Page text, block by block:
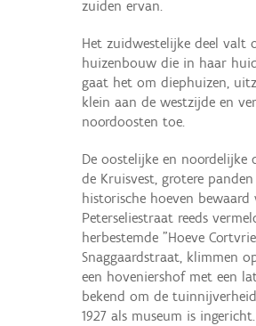
zuiden ervan.
Het zuidwestelijke deel valt
huizenbouw die in haar
gaat het om diephuizen,
klein aan de westzijde en
noordoosten toe.
De oostelijke en
de Kruisvest, grotere
historische hoeven
Peterseliestraat reeds
herbestemde "Hoeve
Snaggaardstraat, klimmen
een hoveniershof met een
bekend om de
1927 als museum is ingericht.